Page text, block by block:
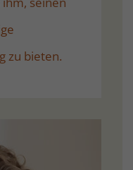
zu bieten.